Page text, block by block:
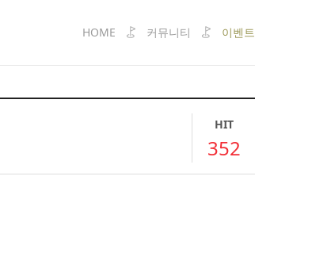
HOME 커뮤니티 이벤트
HIT
352